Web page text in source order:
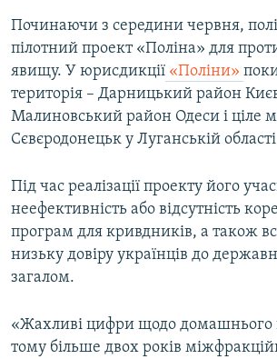
Починаючи з середини червня,
пілотний проект «Поліна» для
явищу. У юрисдикції «Поліни»
територія – Дарницький район
Малиновський район Одеси і ціле
Сєвєродонецьк у Луганській
Під час реалізації проекту його
неефективність або відсутність
програм для кривдників, а також
низьку довіру українців до
загалом.
«Жахливі цифри щодо домашнього
тому більше двох років